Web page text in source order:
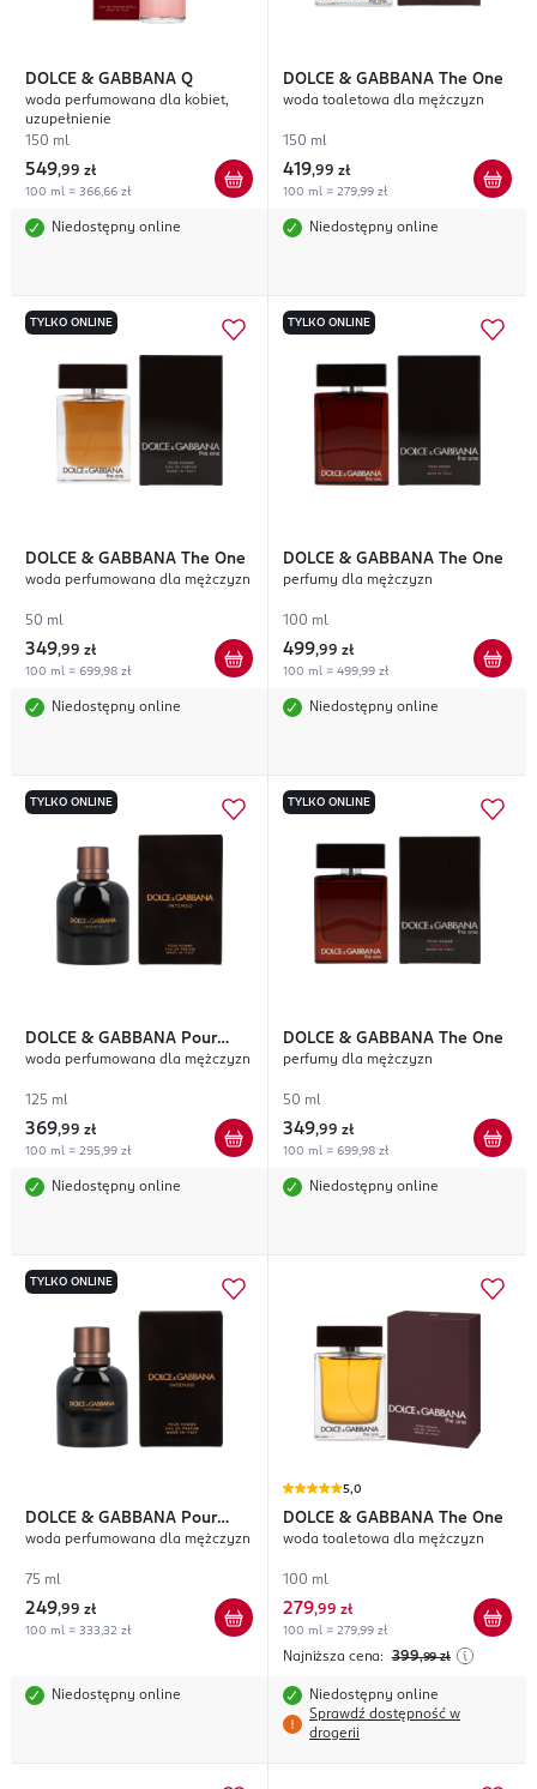
DOLCE & GABBANA Q
woda perfumowana dla kobiet,
uzupełnienie
150 ml
549,99 zł
100 ml = 366,66 zł
Niedostępny online
DOLCE & GABBANA The One
woda toaletowa dla mężczyzn
150 ml
419,99 zł
100 ml = 279,99 zł
Niedostępny online
TYLKO ONLINE
DOLCE & GABBANA The One
woda perfumowana dla mężczyzn
50 ml
349,99 zł
100 ml = 699,98 zł
Niedostępny online
TYLKO ONLINE
DOLCE & GABBANA The One
perfumy dla mężczyzn
100 ml
499,99 zł
100 ml = 499,99 zł
Niedostępny online
TYLKO ONLINE
DOLCE & GABBANA Pour
Homme Intenso
woda perfumowana dla mężczyzn
125 ml
369,99 zł
100 ml = 295,99 zł
Niedostępny online
TYLKO ONLINE
DOLCE & GABBANA The One
perfumy dla mężczyzn
50 ml
349,99 zł
100 ml = 699,98 zł
Niedostępny online
TYLKO ONLINE
DOLCE & GABBANA Pour
Homme Intenso
woda perfumowana dla mężczyzn
75 ml
249,99 zł
100 ml = 333,32 zł
Niedostępny online
5,0
DOLCE & GABBANA The One
woda toaletowa dla mężczyzn
100 ml
279,99 zł
100 ml = 279,99 zł
Najniższa cena: 399,99 zł
Niedostępny online
Sprawdź dostępność w
drogerii